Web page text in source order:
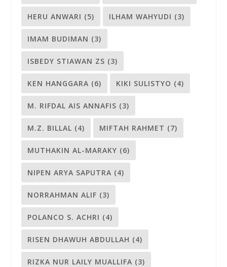
HERU ANWARI (5) ILHAM WAHYUDI (3)
IMAM BUDIMAN (3)
ISBEDY STIAWAN ZS (3)
KEN HANGGARA (6) KIKI SULISTYO (4)
M. RIFDAL AIS ANNAFIS (3)
M.Z. BILLAL (4) MIFTAH RAHMET (7)
MUTHAKIN AL-MARAKY (6)
NIPEN ARYA SAPUTRA (4)
NORRAHMAN ALIF (3)
POLANCO S. ACHRI (4)
RISEN DHAWUH ABDULLAH (4)
RIZKA NUR LAILY MUALLIFA (3)